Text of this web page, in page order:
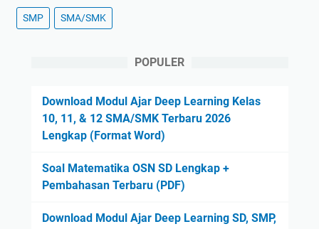
SMP SMA/SMK
POPULER
Download Modul Ajar Deep Learning Kelas
10, 11, & 12 SMA/SMK Terbaru 2026
Lengkap (Format Word)
Soal Matematika OSN SD Lengkap +
Pembahasan Terbaru (PDF)
Download Modul Ajar Deep Learning SD, SMP,